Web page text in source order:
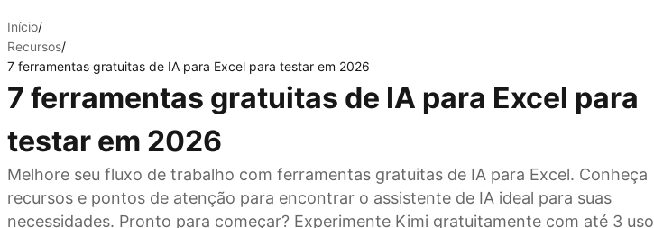
Início/
Recursos/
7 ferramentas gratuitas de IA para Excel para testar em 2026
7 ferramentas gratuitas de IA para Excel para
testar em 2026
Melhore seu fluxo de trabalho com ferramentas gratuitas de IA para Excel. Conheça
recursos e pontos de atenção para encontrar o assistente de IA ideal para suas
necessidades. Pronto para começar? Experimente Kimi gratuitamente com até 3